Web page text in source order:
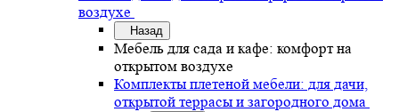
воздухе
Назад
Мебель для сада и кафе: комфорт на
открытом воздухе
Комплекты плетеной мебели: для дачи,
открытой террасы и загородного дома